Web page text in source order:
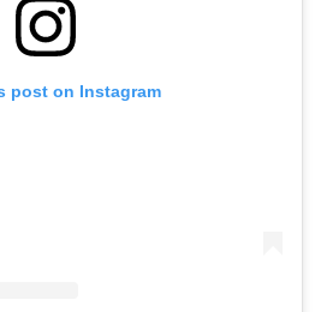
post on Instagram